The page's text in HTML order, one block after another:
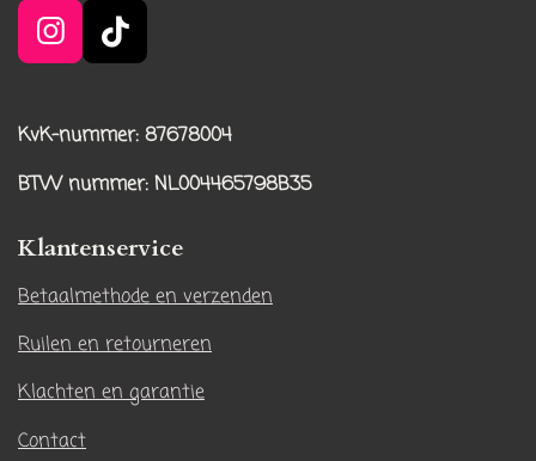
I
n
t
a
g
a
m
T
i
T
o
k
KvK-nummer: 87678004
BTW nummer: NL004465798B35
Klantenservice
Betaalmethode en verzenden
Ruilen en retourneren
Klachten en garantie
Contact